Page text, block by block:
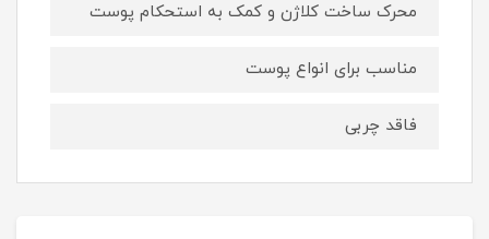
محرک ساخت کلاژن و کمک به استحکام پوست
مناسب برای انواع پوست
فاقد چربی